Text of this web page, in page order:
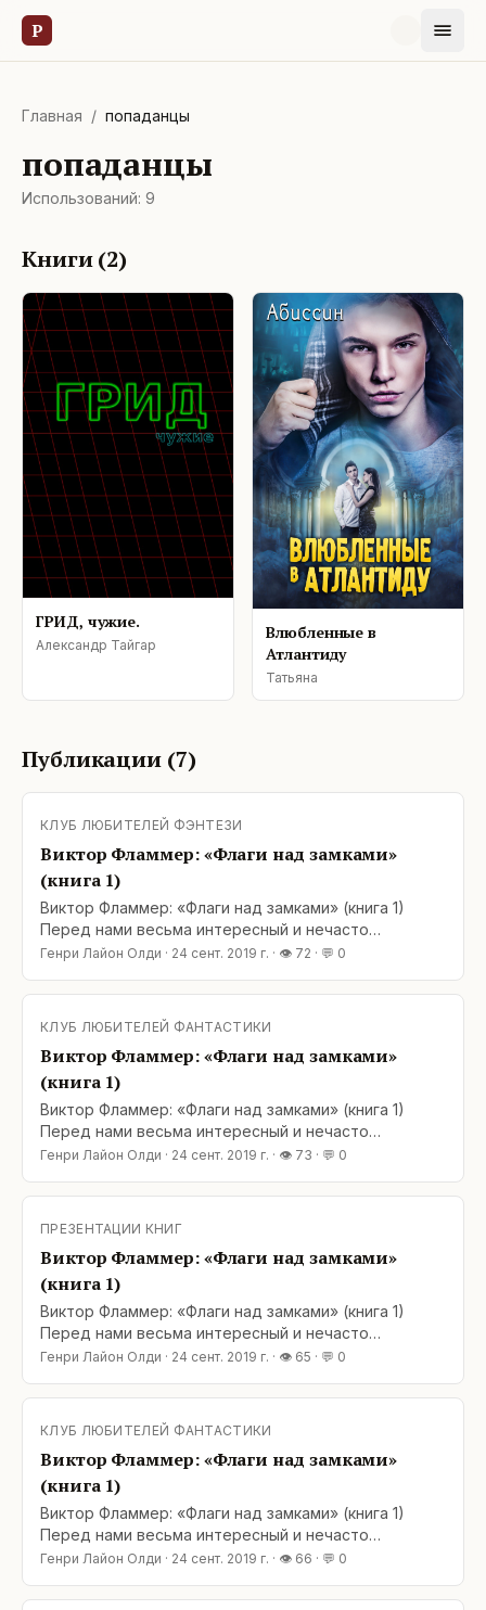
Р
Главная / попаданцы
попаданцы
Использований: 9
Книги (2)
ГРИД, чужие.
Александр Тайгар
Влюбленные в
Атлантиду
Татьяна
Публикации (7)
КЛУБ ЛЮБИТЕЛЕЙ ФЭНТЕЗИ
Виктор Фламмер: «Флаги над замками»
(книга 1)
Виктор Фламмер: «Флаги над замками» (книга 1)
Перед нами весьма интересный и нечасто
встречающийся гибрид научной фантастики,
«попаданцах наоборот». В итоге родился довольно
редкий в наших широтах зверь: «Science Fantasy»
или «научная фэнтези». Обычно
Генри Лайон Олди · 24 сент. 2019 г. · 👁 72 · 💬 0
КЛУБ ЛЮБИТЕЛЕЙ ФАНТАСТИКИ
Виктор Фламмер: «Флаги над замками»
(книга 1)
Виктор Фламмер: «Флаги над замками» (книга 1)
Перед нами весьма интересный и нечасто
встречающийся гибрид научной фантастики,
«попаданцах наоборот». В итоге родился довольно
или «научная фэнтези». Обычно
Генри Лайон Олди · 24 сент. 2019 г. · 👁 73 · 💬 0
ПРЕЗЕНТАЦИИ КНИГ
Виктор Фламмер: «Флаги над замками»
(книга 1)
Виктор Фламмер: «Флаги над замками» (книга 1)
Перед нами весьма интересный и нечасто
встречающийся гибрид научной фантастики,
«попаданцах наоборот». В итоге родился довольно
редкий в наших широтах зверь: «Science Fantasy»
или «научная фэнтези». Обычно
Генри Лайон Олди · 24 сент. 2019 г. · 👁 65 · 💬 0
КЛУБ ЛЮБИТЕЛЕЙ ФАНТАСТИКИ
Виктор Фламмер: «Флаги над замками»
(книга 1)
Виктор Фламмер: «Флаги над замками» (книга 1)
Перед нами весьма интересный и нечасто
встречающийся гибрид научной фантастики,
«попаданцах наоборот». В итоге родился довольно
Генри Лайон Олди · 24 сент. 2019 г. · 👁 66 · 💬 0